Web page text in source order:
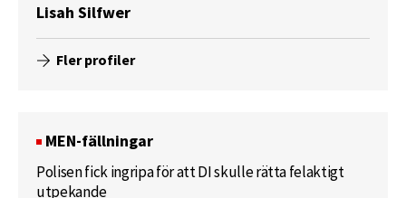
Lisah Silfwer
Fler profiler
MEN-fällningar
Polisen fick ingripa för att DI skulle rätta felaktigt
utpekande